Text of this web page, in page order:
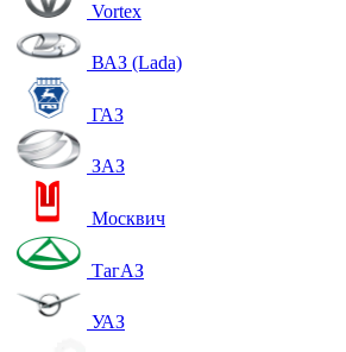
Vortex
ВАЗ (Lada)
ГАЗ
ЗАЗ
Москвич
ТагАЗ
УАЗ